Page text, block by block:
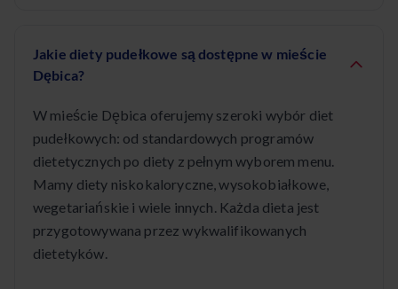
Jakie diety pudełkowe są dostępne w mieście
Dębica?
W mieście Dębica oferujemy szeroki wybór diet
pudełkowych: od standardowych programów
dietetycznych po diety z pełnym wyborem menu.
Mamy diety niskokaloryczne, wysokobiałkowe,
wegetariańskie i wiele innych. Każda dieta jest
przygotowywana przez wykwalifikowanych
dietetyków.